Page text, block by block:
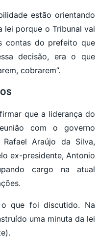
estão orientando
lei porque o Tribunal vai
contas do prefeito que
decisão, era o que
cobrarem”.
que a liderança do
com o governo
Araújo da Silva,
ex-presidente, Antonio
cargo na atual
que foi discutido. Na
uma minuta da lei